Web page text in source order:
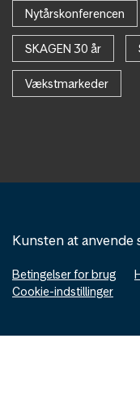
Nytårskonferencen
SKAGEN 30 år
Vækstmarkeder
Kunsten at
Betingelser for brug
Cookie-indstillinger